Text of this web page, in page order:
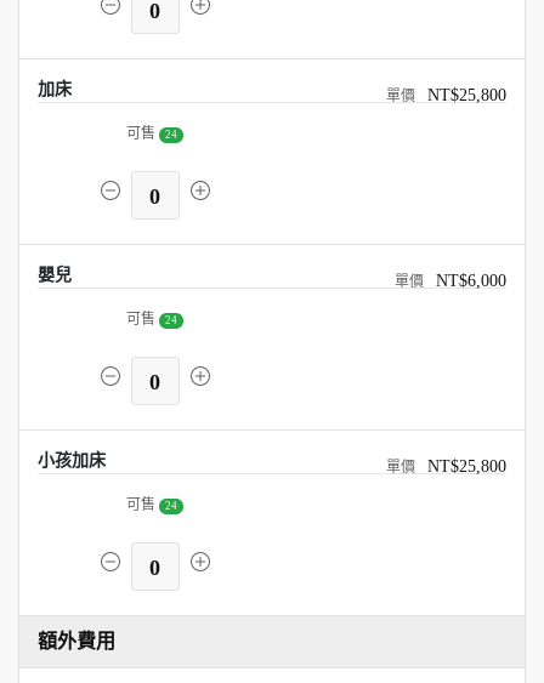
0
加床 NT$25,800
可售 24
0
嬰兒 NT$6,000
可售 24
0
小孩加床 NT$25,800
可售 24
0
額外費用